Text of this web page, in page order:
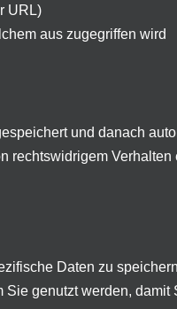
URL)
aus zugegriffen wird
und danach
rechtswidrigem Verhalten
Daten zu
genutzt werden,